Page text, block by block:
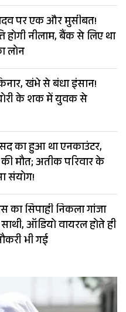
पर एक और मुसीबत!
होगी नीलाम, बैंक से लिए था
लोन
खंभे से बंधा इंसान!
के शक में युवक से
का हुआ था एनकाउंटर,
मौत; अतीक परिवार के
संयोग!
का सिपाही निकला गांजा
ऑडियो वायरल होते ही
भी गई